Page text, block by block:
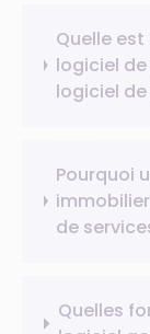
Quelle
logiciel
logiciel
Pourquoi
de
Quelles